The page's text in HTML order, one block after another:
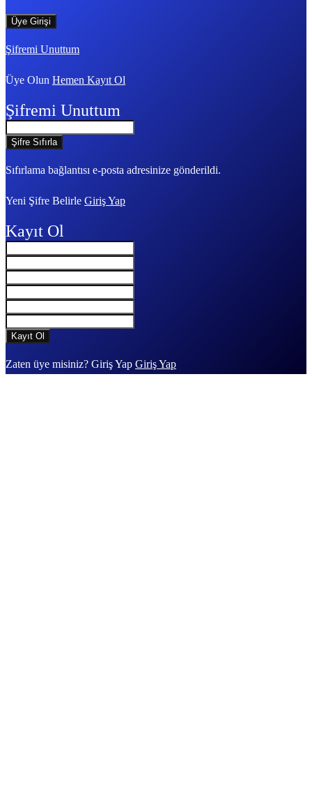
Şifremi Unuttum
Üye Olun Hemen Kayıt Ol
Şifremi Unuttum
Sıfırlama bağlantısı e-posta adresinize gönderildi.
Yeni Şifre Belirle Giriş Yap
Kayıt Ol
Zaten üye misiniz? Giriş Yap Giriş Yap